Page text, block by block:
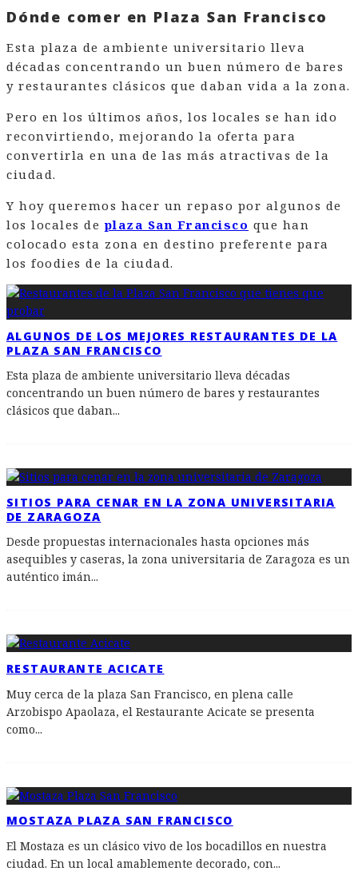
Dónde comer en Plaza San Francisco
Esta plaza de ambiente universitario lleva
décadas concentrando un buen número de bares
y restaurantes clásicos que daban vida a la zona.
Pero en los últimos años, los locales se han ido
reconvirtiendo, mejorando la oferta para
convertirla en una de las más atractivas de la
ciudad.
Y hoy queremos hacer un repaso por algunos de
los locales deplaza San Francisco que han
colocado esta zona en destino preferente para
los foodies de la ciudad.
ALGUNOS DE LOS MEJORES RESTAURANTES DE LA
PLAZA SAN FRANCISCO
Esta plaza de ambiente universitario lleva décadas
concentrando un buen número de bares y restaurantes
clásicos que daban...
SITIOS PARA CENAR EN LA ZONA UNIVERSITARIA
DE ZARAGOZA
Desde propuestas internacionales hasta opciones más
asequibles y caseras, la zona universitaria de Zaragoza es un
auténtico imán...
RESTAURANTE ACICATE
Muy cerca de la plaza San Francisco, en plena calle
Arzobispo Apaolaza, el Restaurante Acicate se presenta
como...
MOSTAZA PLAZA SAN FRANCISCO
El Mostaza es un clásico vivo de los bocadillos en nuestra
ciudad. En un local amablemente decorado, con...